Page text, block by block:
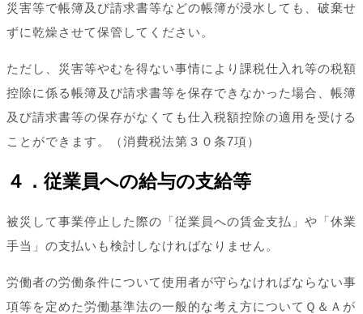
災害等で帳簿及び請求書等などの帳簿が浸水しても、破棄せ
ずに乾燥させて保管してください。
ただし、災害等やむを得ない事情により課税仕入れ等の税額
控除に係る帳簿及び請求書等を保存できなかった場合、帳簿
及び請求書等の保存がなくても仕入税額控除の適用を受ける
ことができます。（消費税法第３０条7項）
４．従業員への給与の支給等
被災して事業停止した際の「従業員への賃金支払」や「休業
手当」の支払いも検討しなければなりません。
労働者の労働条件について使用者が守らなければならない事
項等を定めた労働基準法の一般的な考え方についてＱ＆Ａが